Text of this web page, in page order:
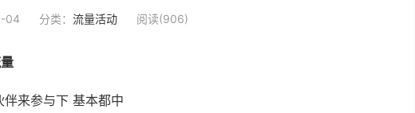
04 分类： 流量活动 阅读(906)
来参与下 基本都中